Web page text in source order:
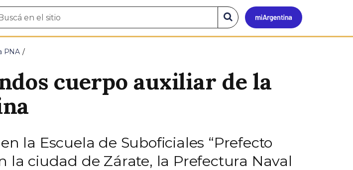
Mi
Buscar
en
el
PNA
cuerpo auxiliar de la
la Escuela de Suboficiales “Prefecto
la ciudad de Zárate, la Prefectura Naval